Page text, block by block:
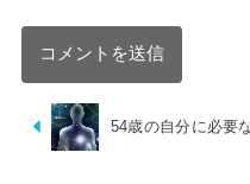
54歳の自分に必要